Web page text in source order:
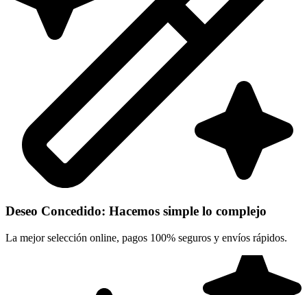
Deseo Concedido: Hacemos simple lo complejo
La mejor selección online, pagos 100% seguros y envíos rápidos.